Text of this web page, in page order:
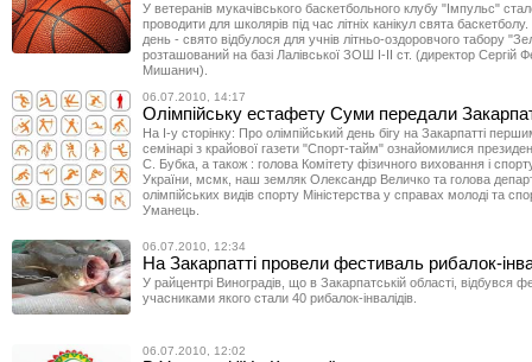
У ветеранів мукачівського баскетбольного клубу "Імпульс"
проводити для школярів під час літніх канікул свята
день - свято відбулося для учнів літньо-оздоровчого табору
розташований на базі Лалівської ЗОШ I-II ст. (директор Сергій
Мишанич).
06.07.2010, 14:17
Олімпійську естафету Суми передали
На І-у сторінку: Про олімпійський день бігу на Закарпатті
семінарі з крайової газети "Спорт-тайм" ознайомилися
С. Бубка, а також : голова Комітету фізичного виховання і
України, мсмк, наш земляк Олександр Величко та голова
олімпійських видів спорту Міністерства у справах молоді та
Уманець.
06.07.2010, 12:34
На Закарпатті провели фестиваль рибалок-
У райцентрі Виноградів, що в Закарпатській області, відбувся
учасниками якого стали 40 рибалок-інвалідів.
06.07.2010, 12:02